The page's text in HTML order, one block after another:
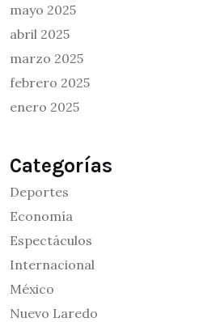
mayo 2025
abril 2025
marzo 2025
febrero 2025
enero 2025
Categorías
Deportes
Economía
Espectáculos
Internacional
México
Nuevo Laredo